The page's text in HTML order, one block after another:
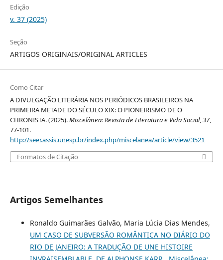
Edição
v. 37 (2025)
Seção
ARTIGOS ORIGINAIS/ORIGINAL ARTICLES
Como Citar
A DIVULGAÇÃO LITERÁRIA NOS PERIÓDICOS BRASILEIROS NA
PRIMEIRA METADE DO SÉCULO XIX: O PIONEIRISMO DE O
CHRONISTA. (2025).Miscelânea: Revista de Literatura e Vida Social,37,
77-101.
http://seer.assis.unesp.br/index.php/miscelanea/article/view/3521
Formatos de Citação
Artigos Semelhantes
Ronaldo Guimarães Galvão, Maria Lúcia Dias Mendes,
UM CASO DE SUBVERSÃO ROMÂNTICA NO DIÁRIO DO
RIO DE JANEIRO: A TRADUÇÃO DE UNE HISTOIRE